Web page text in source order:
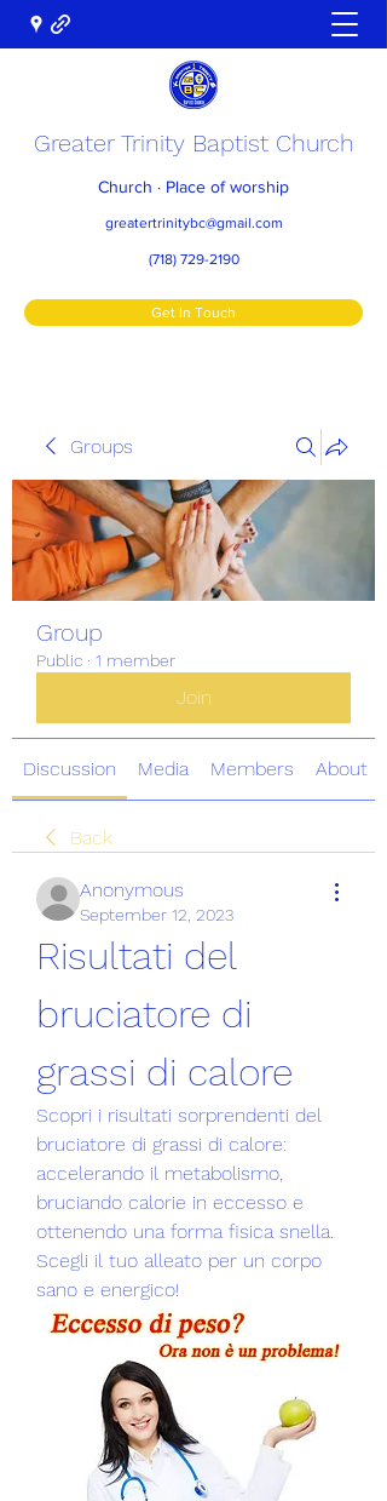
Greater Trinity Baptist Church
Church · Place of worship
greatertrinitybc@gmail.com
(718) 729-2190
Get In Touch
Groups
Group
Public · 1 member
Join
Discussion Media Members About
Back
Anonymous
September 12, 2023
Risultati del
bruciatore di
grassi di calore
Scopri i risultati sorprendenti del
bruciatore di grassi di calore:
accelerando il metabolismo,
bruciando calorie in eccesso e
ottenendo una forma fisica snella.
Scegli il tuo alleato per un corpo
sano e energico!